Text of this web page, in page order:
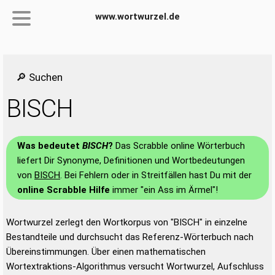
www.wortwurzel.de
🔎 Suchen
BISCH
Was bedeutet BISCH? Das Scrabble online Wörterbuch
liefert Dir Synonyme, Definitionen und Wortbedeutungen
von BISCH. Bei Fehlern oder in Streitfällen hast Du mit der
online Scrabble Hilfe immer "ein Ass im Ärmel"!
Wortwurzel zerlegt den Wortkorpus von "BISCH" in einzelne
Bestandteile und durchsucht das Referenz-Wörterbuch nach
Übereinstimmungen. Über einen mathematischen
Wortextraktions-Algorithmus versucht Wortwurzel, Aufschluss